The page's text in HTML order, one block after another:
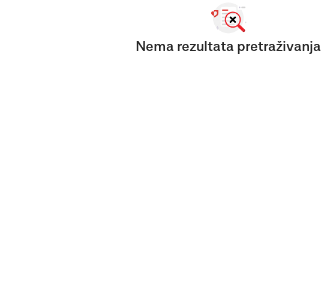
Nema rezultata pretraživanja